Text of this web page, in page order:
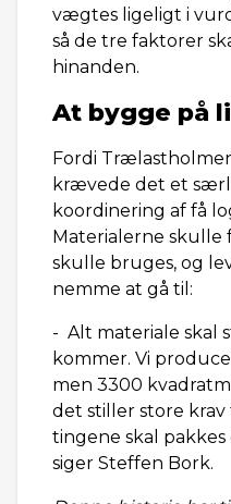
vægtes ligeligt i
så de tre faktorer
hinanden.
At bygge på
Fordi
krævede det et
koordinering af få
Materialerne skulle
skulle bruges, og
nemme at gå til:
- Alt materiale skal
kommer. Vi
men 3300
det stiller store
tingene skal
siger Steffen Bork.